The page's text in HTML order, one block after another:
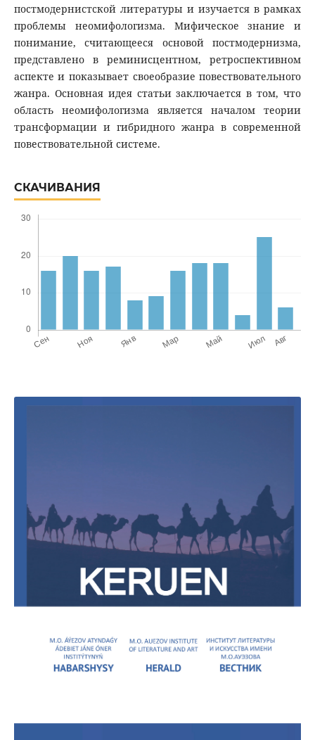
постмодернистской литературы и изучается в рамках
проблемы неомифологизма. Мифическое знание и
понимание, считающееся основой постмодернизма,
представлено в реминисцентном, ретроспективном
аспекте и показывает своеобразие повествовательного
жанра. Основная идея статьи заключается в том, что
область неомифологизма является началом теории
трансформации и гибридного жанра в современной
повествовательной системе.
СКАЧИВАНИЯ